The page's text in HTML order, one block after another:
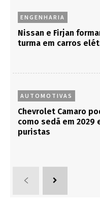
ENGENHARIA
Nissan e Firjan
turma em carros
AUTOMOTIVAS
Chevrolet Camaro
como sedã em 2029
puristas